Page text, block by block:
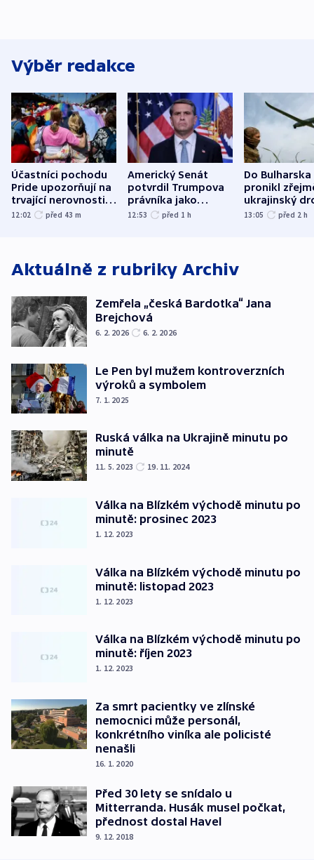
Výběr redakce
Účastníci pochodu
Pride upozorňují na
trvající nerovnosti i
společenskou
12:02 před 43 m
Americký Senát
potvrdil Trumpova
právníka jako
ministra
12:53 před 1 h
Do Bulharska
pronikl
ukrajinský
explodoval
13:05 před 2 h
Aktuálně z rubriky Archiv
Zemřela „česká Bardotka“ Jana
Brejchová
6. 2. 2026 6. 2. 2026
Le Pen byl mužem kontroverzních
výroků a symbolem
7. 1. 2025
Ruská válka na Ukrajině minutu po
minutě
11. 5. 2023 19. 11. 2024
Válka na Blízkém východě minutu po
minutě: prosinec 2023
1. 12. 2023
Válka na Blízkém východě minutu po
minutě: listopad 2023
1. 12. 2023
Válka na Blízkém východě minutu po
minutě: říjen 2023
1. 12. 2023
Za smrt pacientky ve zlínské
nemocnici může personál,
konkrétního viníka ale policisté
nenašli
16. 1. 2020
Před 30 lety se snídalo u
Mitterranda. Husák musel počkat,
přednost dostal Havel
9. 12. 2018